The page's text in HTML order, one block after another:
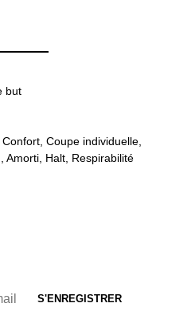
but
Coupe individuelle,
Amorti, Halt, Respirabilité